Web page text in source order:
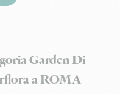
Garden Di
a ROMA